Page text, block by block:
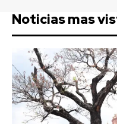
Noticias mas